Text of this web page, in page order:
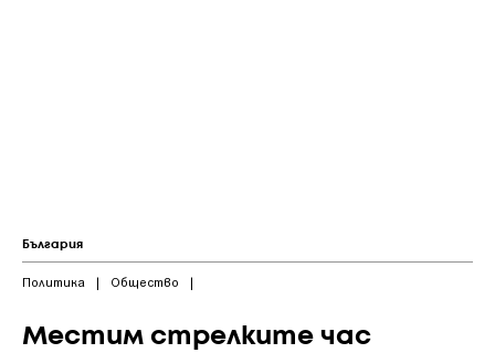
България
Политика | Общество |
Местим стрелките час